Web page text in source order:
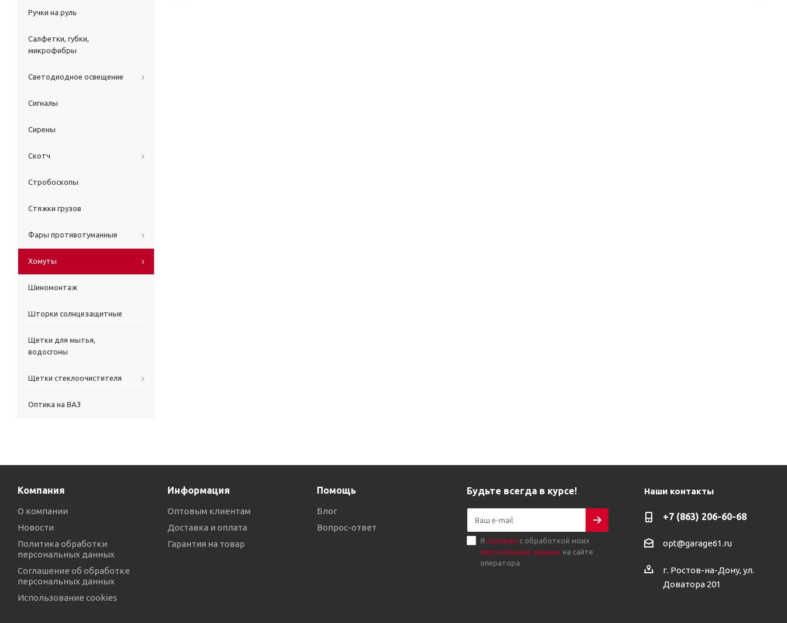
Ручки на руль
Салфетки, губки,
микрофибры
Светодиодное освещение
Сигналы
Сирены
Скотч
Стробоскопы
Стяжки грузов
Фары противотуманные
Хомуты
Шиномонтаж
Шторки солнцезащитные
Щетки для мытья,
водосгоны
Щетки стеклоочистителя
Оптика на ВАЗ
Компания
О компании
Новости
Политика обработки
персональных данных
Соглашение об обработке
персональных данных
Использование cookies
Информация
Оптовым клиентам
Доставка и оплата
Гарантия на товар
Помощь
Блог
Вопрос-ответ
Будьте всегда в курсе!
Я согласен с обработкой моих
персональных данных на сайте
оператора
Наши контакты
+7 (863) 206-60-68
opt@garage61.ru
г. Ростов-на-Дону, ул.
Доватора 201